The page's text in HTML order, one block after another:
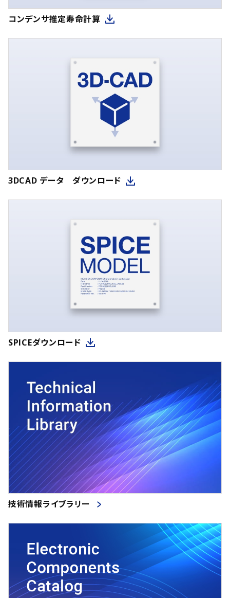
コンデンサ推定寿命計算
3DCAD データ ダウンロード
SPICEダウンロード
技術情報ライブラリー